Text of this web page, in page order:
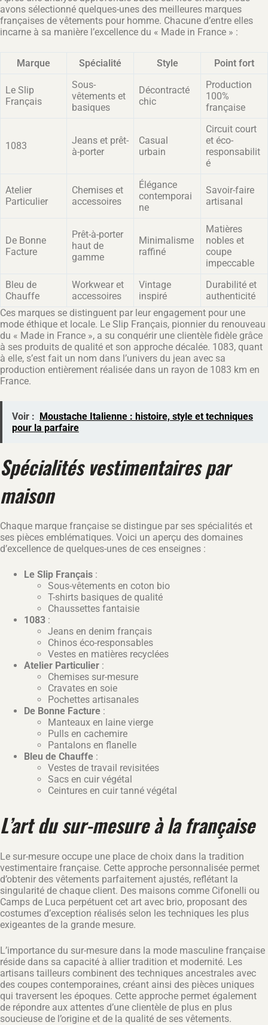
avons sélectionné quelques-unes des meilleures marques
françaises de vêtements pour homme. Chacune d’entre elles
incarne à sa manière l’excellence du « Made in France » :
Marque Spécialité Style Point fort
Le Slip
Français
Sous-
vêtements et
basiques
Décontracté
chic
Production
100%
française
1083
Jeans et prêt-
à-porter
Casual
urbain
Circuit court
et éco-
responsabilit
é
Atelier
Particulier
Chemises et
accessoires
Élégance
contemporai
ne
Savoir-faire
artisanal
De Bonne
Facture
Prêt-à-porter
haut de
gamme
Minimalisme
raffiné
Matières
nobles et
coupe
impeccable
Bleu de
Chauffe
Workwear et
accessoires
Vintage
inspiré
Durabilité et
authenticité
Ces marques se distinguent par leur engagement pour une
mode éthique et locale. Le Slip Français, pionnier du renouveau
du « Made in France », a su conquérir une clientèle fidèle grâce
à ses produits de qualité et son approche décalée. 1083, quant
à elle, s’est fait un nom dans l’univers du jean avec sa
production entièrement réalisée dans un rayon de 1083 km en
France.
Voir : Moustache Italienne : histoire, style et techniques
pour la parfaire
Spécialités vestimentaires par
maison
Chaque marque française se distingue par ses spécialités et
ses pièces emblématiques. Voici un aperçu des domaines
d’excellence de quelques-unes de ces enseignes :
Le Slip Français :
Sous-vêtements en coton bio
T-shirts basiques de qualité
Chaussettes fantaisie
1083 :
Jeans en denim français
Chinos éco-responsables
Vestes en matières recyclées
Atelier Particulier :
Chemises sur-mesure
Cravates en soie
Pochettes artisanales
De Bonne Facture :
Manteaux en laine vierge
Pulls en cachemire
Pantalons en flanelle
Bleu de Chauffe :
Vestes de travail revisitées
Sacs en cuir végétal
Ceintures en cuir tanné végétal
L’art du sur-mesure à la française
Le sur-mesure occupe une place de choix dans la tradition
vestimentaire française. Cette approche personnalisée permet
d’obtenir des vêtements parfaitement ajustés, reflétant la
singularité de chaque client. Des maisons comme Cifonelli ou
Camps de Luca perpétuent cet art avec brio, proposant des
costumes d’exception réalisés selon les techniques les plus
exigeantes de la grande mesure.
L’importance du sur-mesure dans la mode masculine française
réside dans sa capacité à allier tradition et modernité. Les
artisans tailleurs combinent des techniques ancestrales avec
des coupes contemporaines, créant ainsi des pièces uniques
qui traversent les époques. Cette approche permet également
de répondre aux attentes d’une clientèle de plus en plus
soucieuse de l’origine et de la qualité de ses vêtements.